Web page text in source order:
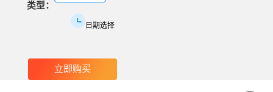
类型：
日期选择